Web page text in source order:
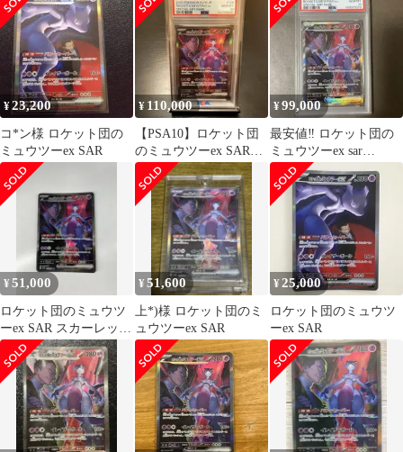
¥23,200
コ*ン様 ロケット団の
ミュウツーex SAR
¥ 110,000
【PSA10】ロケット団
のミュウツーex SAR
[SV10 125/098]
¥99,000
最安値‼️ ロケット団の
ミュウツーex sar
PSA10【極美品‼️】 即
日発送
¥51,000
ロケット団のミュウツ
ーex SAR スカーレット
&バイオレット 拡張パ
ック ロ…
¥51,600
上*)様 ロケット団のミ
ュウツーex SAR
¥25,000
ロケット団のミュウツ
ーex SAR